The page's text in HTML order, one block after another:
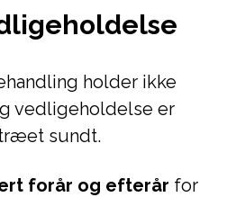
holder ikke
vedligeholdelse er
sundt.
forår og efterår for